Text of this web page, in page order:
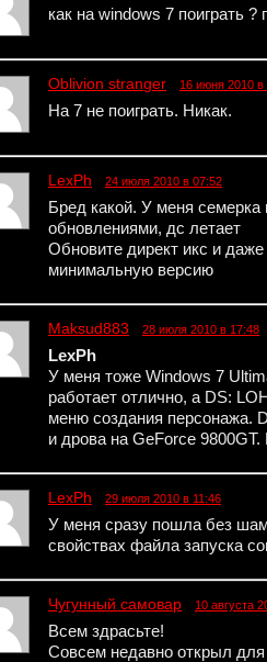
как на windows 7 поиграть
Oblivion stranger 16 июня 2010 в
На 7 не поиграть. Никак.
LexPh 24 июля 2010 в 07:52
Бред какой. У меня
обновлениями, дс летает
Обновите директ икс и
минимальную версию
Maksud883 28 июля 2010 в 17:48
LexPh
У меня тоже Windows 7
работает отлично, а DS:
меню создания персонажа.
и дрова на GeForce
LexPh 29 июля 2010 в 11:46
У меня сразу пошла без
свойствах файла запуска
Чугунный самовар 10 августа
Всем здрасьте!
Совсем недавно открыл